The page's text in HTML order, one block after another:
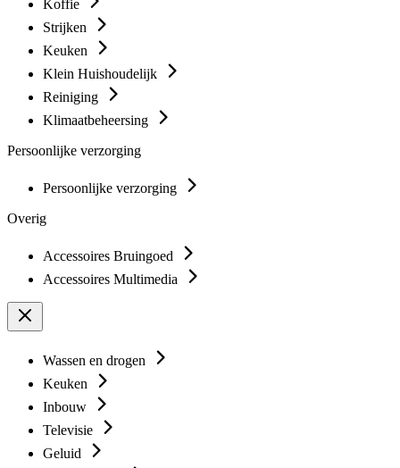
Koffie
Strijken
Keuken
Klein Huishoudelijk
Reiniging
Klimaatbeheersing
Persoonlijke verzorging
Persoonlijke verzorging
Overig
Accessoires Bruingoed
Accessoires Multimedia
Wassen en drogen
Keuken
Inbouw
Televisie
Geluid